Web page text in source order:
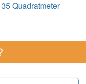
Quadratmeter